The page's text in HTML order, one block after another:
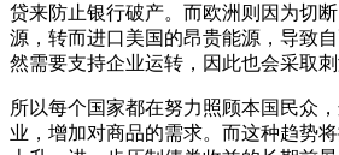
贷来防止银行破产。而欧洲则因为切
源，转而进口美国的昂贵能源，导致
然需要支持企业运转，因此也会采取刺
所以每个国家都在努力照顾本国民众
业，增加对商品的需求。而这种趋势